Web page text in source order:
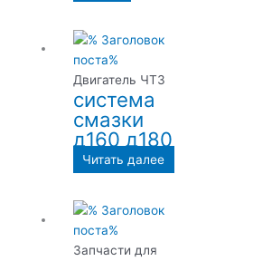
Двигатель ЧТЗ
система
смазки
д160 д180
Читать далее
Запчасти для